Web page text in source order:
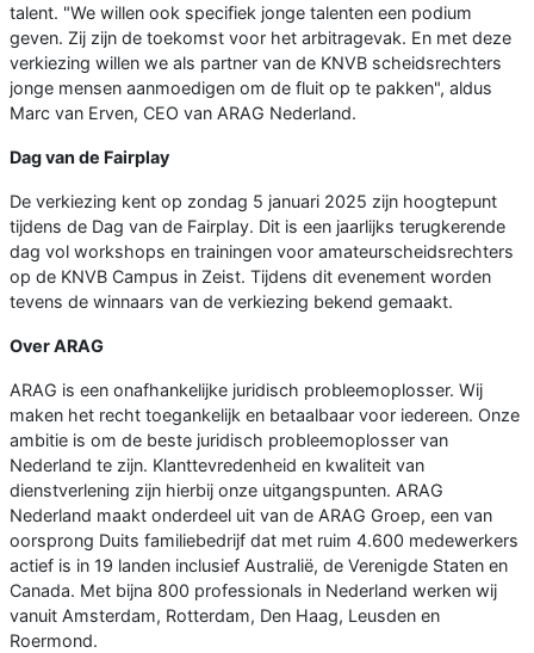
talent. "We willen ook specifiek jonge talenten een podium
geven. Zij zijn de toekomst voor het arbitragevak. En met deze
verkiezing willen we als partner van de KNVB scheidsrechters
jonge mensen aanmoedigen om de fluit op te pakken", aldus
Marc van Erven, CEO van ARAG Nederland.
Dag van de Fairplay
De verkiezing kent op zondag 5 januari 2025 zijn hoogtepunt
tijdens de Dag van de Fairplay. Dit is een jaarlijks terugkerende
dag vol workshops en trainingen voor amateurscheidsrechters
op de KNVB Campus in Zeist. Tijdens dit evenement worden
tevens de winnaars van de verkiezing bekend gemaakt.
Over ARAG
ARAG is een onafhankelijke juridisch probleemoplosser. Wij
maken het recht toegankelijk en betaalbaar voor iedereen. Onze
ambitie is om de beste juridisch probleemoplosser van
Nederland te zijn. Klanttevredenheid en kwaliteit van
dienstverlening zijn hierbij onze uitgangspunten. ARAG
Nederland maakt onderdeel uit van de ARAG Groep, een van
oorsprong Duits familiebedrijf dat met ruim 4.600 medewerkers
actief is in 19 landen inclusief Australië, de Verenigde Staten en
Canada. Met bijna 800 professionals in Nederland werken wij
vanuit Amsterdam, Rotterdam, Den Haag, Leusden en
Roermond.